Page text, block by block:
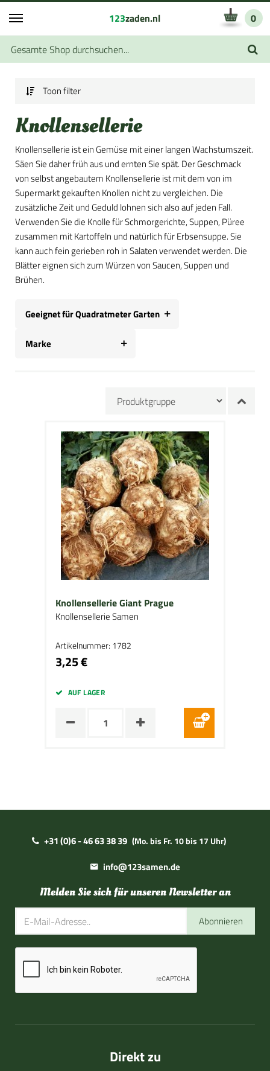
123zaden.nl 0
Toon filter
Knollensellerie
Knollensellerie ist ein Gemüse mit einer langen Wachstumszeit.
Säen Sie daher früh aus und ernten Sie spät. Der Geschmack
von selbst angebautem Knollensellerie ist mit dem von im
Supermarkt gekauften Knollen nicht zu vergleichen. Die
zusätzliche Zeit und Geduld lohnen sich also auf jeden Fall.
Verwenden Sie die Knolle für Schmorgerichte, Suppen, Püree
zusammen mit Kartoffeln und natürlich für Erbsensuppe. Sie
kann auch fein gerieben roh in Salaten verwendet werden. Die
Blätter eignen sich zum Würzen von Saucen, Suppen und
Brühen.
Geeignet für Quadratmeter Garten
Marke
Knollensellerie Giant Prague
Knollensellerie Samen
Artikelnummer: 1782
3,25 €
AUF LAGER
+31 (0)6 - 46 63 38 39 (Mo. bis Fr. 10 bis 17 Uhr)
info@123samen.de
Melden Sie sich für unseren Newsletter an
Abonnieren
Direkt zu